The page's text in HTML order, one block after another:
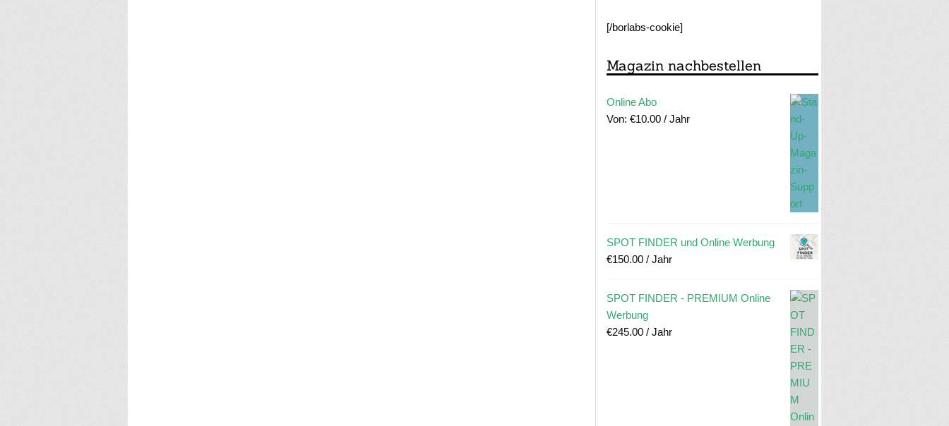
[/borlabs-cookie]
Magazin nachbestellen
Online Abo
Von: €10.00 / Jahr
SPOT FINDER und Online Werbung
€150.00 / Jahr
SPOT FINDER - PREMIUM Online
Werbung
€245.00 / Jahr